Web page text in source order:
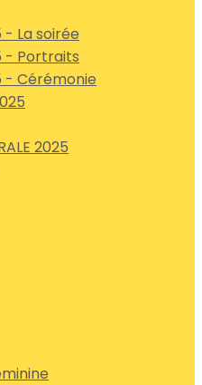
- La soirée
- Portraits
- Cérémonie
2025